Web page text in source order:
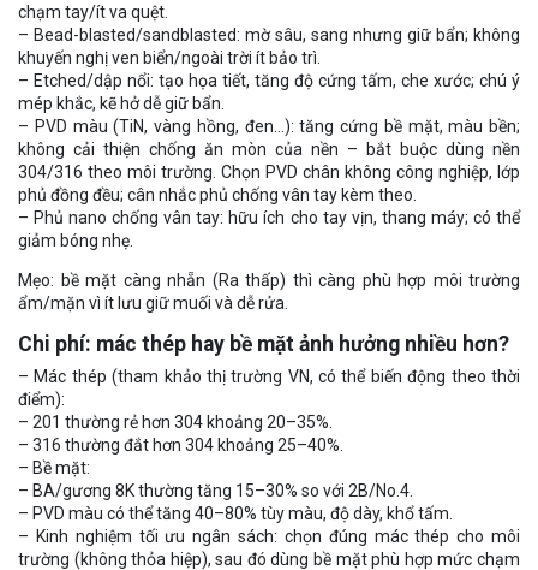
chạm tay/ít va quệt.
– Bead-blasted/sandblasted: mờ sâu, sang nhưng giữ bẩn; không
khuyến nghị ven biển/ngoài trời ít bảo trì.
– Etched/dập nổi: tạo họa tiết, tăng độ cứng tấm, che xước; chú ý
mép khắc, kẽ hở dễ giữ bẩn.
– PVD màu (TiN, vàng hồng, đen…): tăng cứng bề mặt, màu bền;
không cải thiện chống ăn mòn của nền – bắt buộc dùng nền
304/316 theo môi trường. Chọn PVD chân không công nghiệp, lớp
phủ đồng đều; cân nhắc phủ chống vân tay kèm theo.
– Phủ nano chống vân tay: hữu ích cho tay vịn, thang máy; có thể
giảm bóng nhẹ.
Mẹo: bề mặt càng nhẵn (Ra thấp) thì càng phù hợp môi trường
ẩm/mặn vì ít lưu giữ muối và dễ rửa.
Chi phí: mác thép hay bề mặt ảnh hưởng nhiều hơn?
– Mác thép (tham khảo thị trường VN, có thể biến động theo thời
điểm):
– 201 thường rẻ hơn 304 khoảng 20–35%.
– 316 thường đắt hơn 304 khoảng 25–40%.
– Bề mặt:
– BA/gương 8K thường tăng 15–30% so với 2B/No.4.
– PVD màu có thể tăng 40–80% tùy màu, độ dày, khổ tấm.
– Kinh nghiệm tối ưu ngân sách: chọn đúng mác thép cho môi
trường (không thỏa hiệp), sau đó dùng bề mặt phù hợp mức chạm